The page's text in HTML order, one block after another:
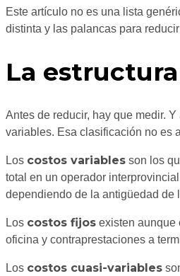
Este artículo no es una lista
distinta y las palancas para
La
Antes de reducir, hay que medir.
variables. Esa clasificación no es
Los costos variables son los
total en un operador
dependiendo de la antigüedad de
Los costos fijos existen aunque
oficina y contraprestaciones a
Los costos cuasi-variables